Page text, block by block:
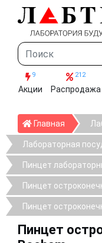
9
Акции
212
Распродажа
Главная Главная
Лабораторная
Пинцет
Пинцет
Пинцет
Пинцет остроконечный без зубца